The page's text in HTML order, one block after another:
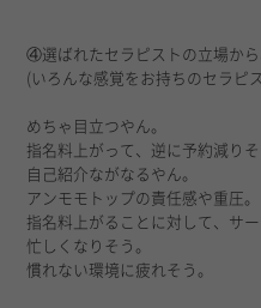
④選ばれたセラピストの立場から
(いろんな感覚をお持ちのセラピ
めちゃ目立つやん。
指名料上がって、逆に予約減りそ
自己紹介ながなるやん。
アンモモトップの責任感や重圧。
指名料上がることに対して、サ
忙しくなりそう。
慣れない環境に疲れそう。